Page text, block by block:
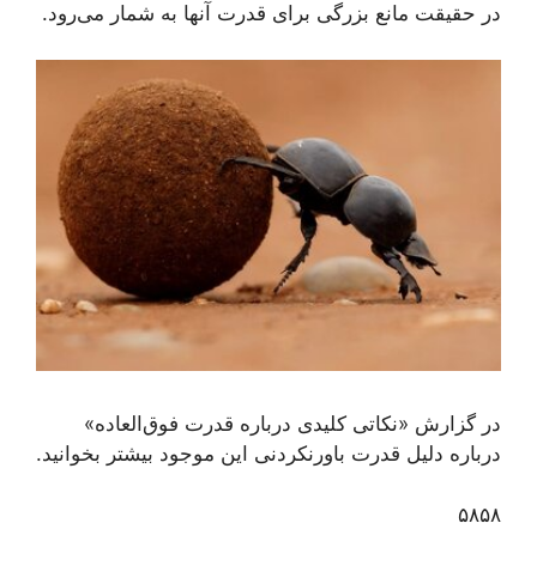
در حقیقت مانع بزرگی برای قدرت آنها به شمار می‌رود.
در گزارش «نکاتی کلیدی درباره قدرت فوق‌العاده»
درباره دلیل قدرت باورنکردنی این موجود بیشتر بخوانید.
۵۸۵۸